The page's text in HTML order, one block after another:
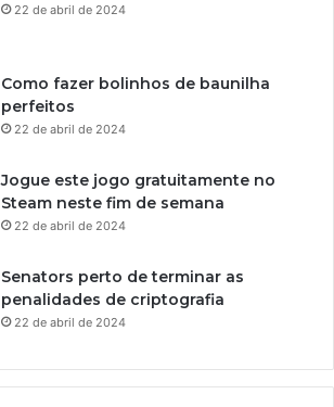
22 de abril de 2024
Como fazer bolinhos de baunilha
perfeitos
22 de abril de 2024
Jogue este jogo gratuitamente no
Steam neste fim de semana
22 de abril de 2024
Senators perto de terminar as
penalidades de criptografia
22 de abril de 2024